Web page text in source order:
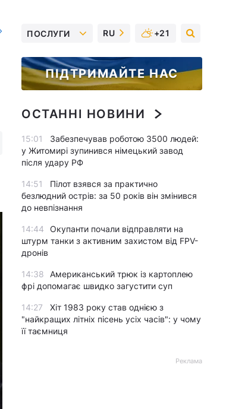
ПОСЛУГИ RU +21
ПІДТРИМАЙТЕ НАС
ОСТАННІ НОВИНИ
15:01
Забезпечував роботою 3500 людей:
у Житомирі зупинився німецький завод
після удару РФ
14:51
Пілот взявся за практично
безлюдний острів: за 50 років він змінився
до невпізнання
14:44
Окупанти почали відправляти на
штурм танки з активним захистом від FPV-
дронів
14:38
Американський трюк із картоплею
фрі допомагає швидко загустити суп
14:27
Хіт 1983 року став однією з
"найкращих літніх пісень усіх часів": у чому
її таємниця
Реклама